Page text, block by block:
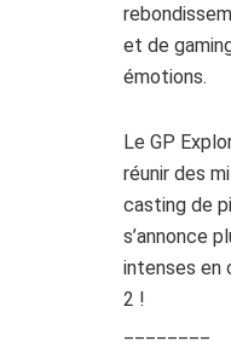
et de
émotions.
Le GP
réunir des
casting de
s’annonce
intenses en
2 !